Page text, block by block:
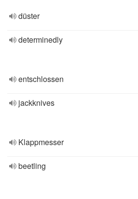
düster
determinedly
entschlossen
jackknives
Klappmesser
beetling